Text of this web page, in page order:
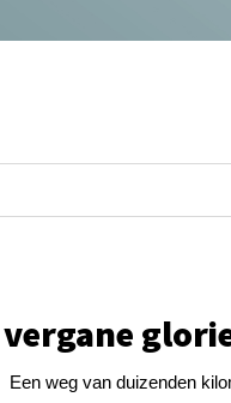
vergane
Een weg van duizenden